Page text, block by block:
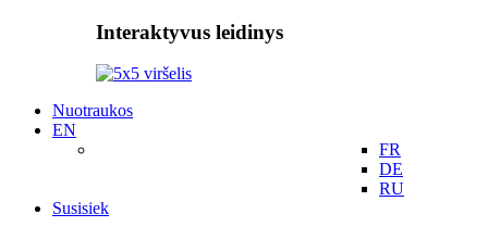
Interaktyvus leidinys
Nuotraukos
EN
FR
DE
RU
Susisiek